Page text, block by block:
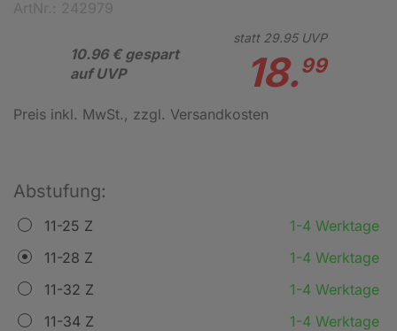
10.96 € gespart
auf UVP
statt 29.95UVP
18.99
Preis inkl. MwSt., zzgl. Versandkosten
Abstufung:
11-25 Z
1-4 Werktage
11-28 Z
1-4 Werktage
11-32 Z
1-4 Werktage
11-34 Z
1-4 Werktage